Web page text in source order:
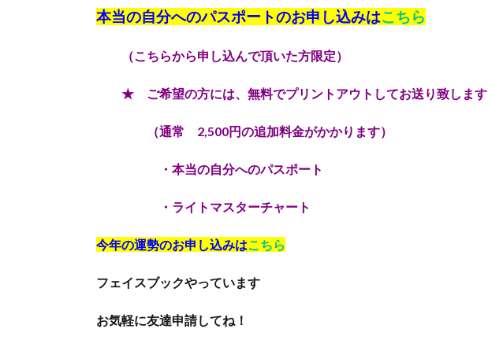
本当の自分へのパスポートのお申し込みはこちら
（こちらから申し込んで頂いた方限定）
★ ご希望の方には、無料でプリントアウトしてお送り致します
（通常 2,500円の追加料金がかかります）
・本当の自分へのパスポート
・ライトマスターチャート
今年の運勢のお申し込みはこちら
フェイスブックやっています
お気軽に友達申請してね！